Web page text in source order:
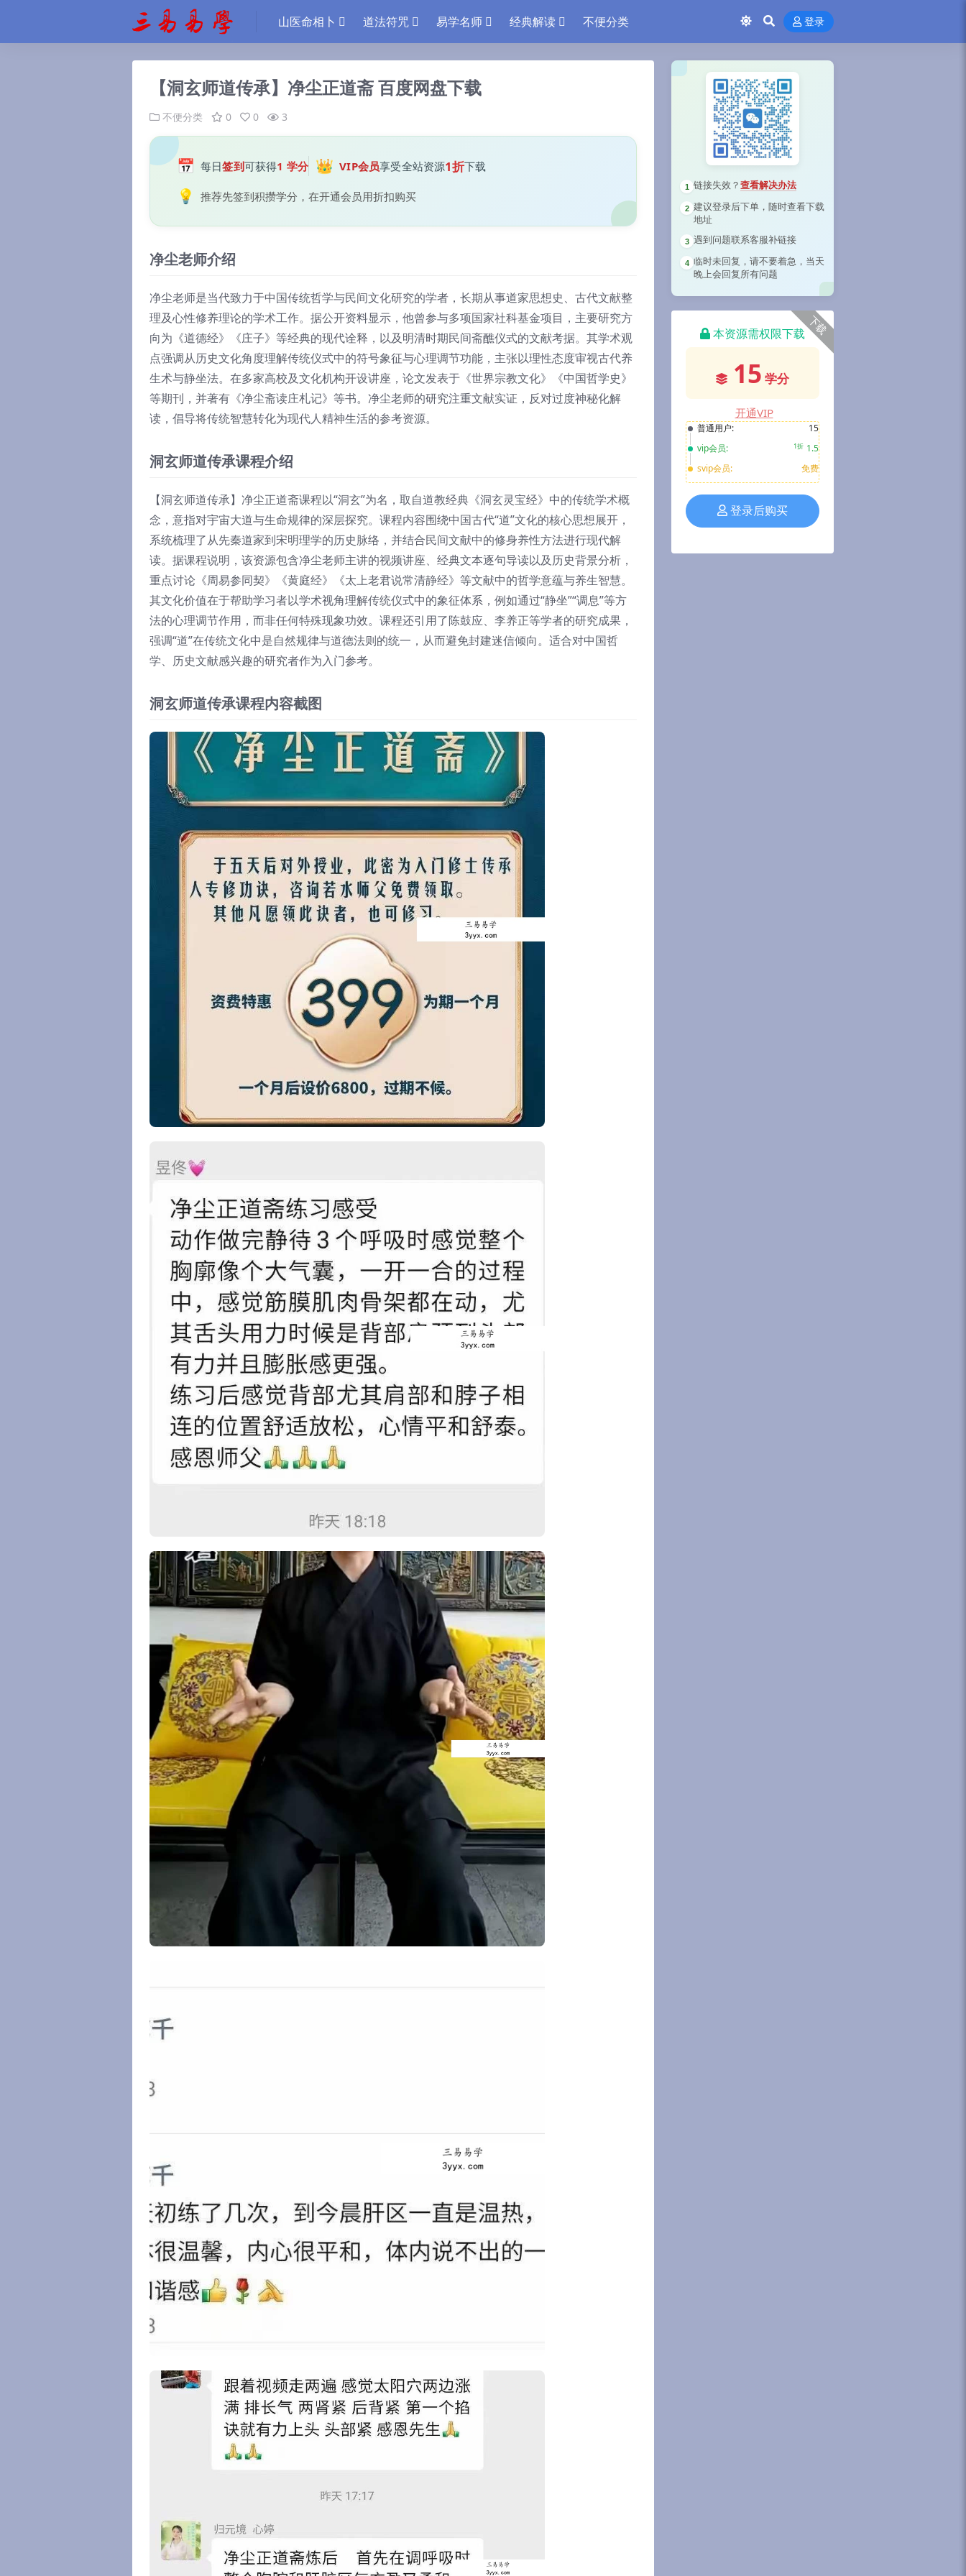
山医命相卜 道法符咒 易学名师 经典解读 不便分类 登录
【洞玄师道传承】净尘正道斋 百度网盘下载
不便分类 0 0 3
📅 每日签到可获得1 学分 👑 VIP会员享受全站资源1折下载
💡 推荐先签到积攒学分，在开通会员用折扣购买
净尘老师介绍
净尘老师是当代致力于中国传统哲学与民间文化研究的学者，长期从事道家思想史、古代文献整
理及心性修养理论的学术工作。据公开资料显示，他曾参与多项国家社科基金项目，主要研究方
向为《道德经》《庄子》等经典的现代诠释，以及明清时期民间斋醮仪式的文献考据。其学术观
点强调从历史文化角度理解传统仪式中的符号象征与心理调节功能，主张以理性态度审视古代养
生术与静坐法。在多家高校及文化机构开设讲座，论文发表于《世界宗教文化》《中国哲学史》
等期刊，并著有《净尘斋读庄札记》等书。净尘老师的研究注重文献实证，反对过度神秘化解
读，倡导将传统智慧转化为现代人精神生活的参考资源。
洞玄师道传承课程介绍
【洞玄师道传承】净尘正道斋课程以“洞玄”为名，取自道教经典《洞玄灵宝经》中的传统学术概
念，意指对宇宙大道与生命规律的深层探究。课程内容围绕中国古代“道”文化的核心思想展开，
系统梳理了从先秦道家到宋明理学的历史脉络，并结合民间文献中的修身养性方法进行现代解
读。据课程说明，该资源包含净尘老师主讲的视频讲座、经典文本逐句导读以及历史背景分析，
重点讨论《周易参同契》《黄庭经》《太上老君说常清静经》等文献中的哲学意蕴与养生智慧。
其文化价值在于帮助学习者以学术视角理解传统仪式中的象征体系，例如通过“静坐”“调息”等方
法的心理调节作用，而非任何特殊现象功效。课程还引用了陈鼓应、李养正等学者的研究成果，
强调“道”在传统文化中是自然规律与道德法则的统一，从而避免封建迷信倾向。适合对中国哲
学、历史文献感兴趣的研究者作为入门参考。
洞玄师道传承课程内容截图
1 链接失效？ 查看解决办法
2 建议登录后下单，随时查看下载
地址
3 遇到问题联系客服补链接
4 临时未回复，请不要着急，当天
晚上会回复所有问题
下载
本资源需权限下载
15 学分
开通VIP
普通用户:
15
vip会员:
1折 1.5
svip会员:
免费
登录后购买